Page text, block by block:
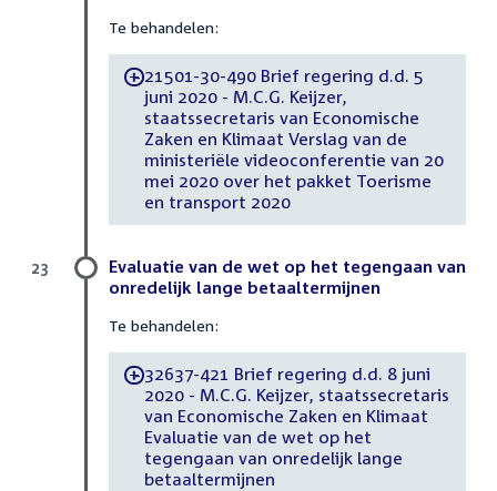
Te behandelen:
-21501-30-490 Brief regering d.d. 5
juni 2020 - M.C.G. Keijzer,
staatssecretaris van Economische
Zaken en Klimaat Verslag van de
ministeriële videoconferentie van 20
mei 2020 over het pakket Toerisme
en transport 2020
Evaluatie van de wet op het tegengaan van
onredelijk lange betaaltermijnen
Te behandelen:
-32637-421 Brief regering d.d. 8 juni
2020 - M.C.G. Keijzer, staatssecretaris
van Economische Zaken en Klimaat
Evaluatie van de wet op het
tegengaan van onredelijk lange
betaaltermijnen
23